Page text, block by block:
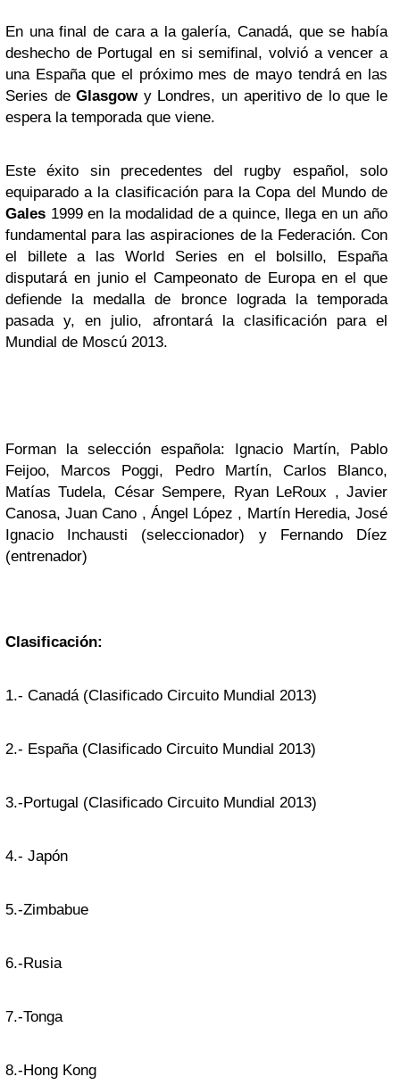
En una final de cara a la galería, Canadá, que se había
deshecho de Portugal en si semifinal, volvió a vencer a
una España que el próximo mes de mayo tendrá en las
Series deGlasgowy Londres, un aperitivo de lo que le
espera la temporada que viene.
Este éxito sin precedentes del rugby español, solo
equiparado a la clasificación para la Copa del Mundo de
Gales 1999 en la modalidad de a quince, llega en un año
fundamental para las aspiraciones de la Federación. Con
el billete a las World Series en el bolsillo, España
disputará en junio el Campeonato de Europa en el que
defiende la medalla de bronce lograda la temporada
pasada y, en julio, afrontará la clasificación para el
Mundial de Moscú 2013.
Forman la selección española: Ignacio Martín, Pablo
Feijoo, Marcos Poggi, Pedro Martín, Carlos Blanco,
Matías Tudela, César Sempere, Ryan LeRoux , Javier
Canosa, Juan Cano , Ángel López , Martín Heredia, José
Ignacio Inchausti (seleccionador) y Fernando Díez
(entrenador)
Clasificación:
1.- Canadá (Clasificado Circuito Mundial 2013)
2.- España (Clasificado Circuito Mundial 2013)
3.-Portugal (Clasificado Circuito Mundial 2013)
4.- Japón
5.-Zimbabue
6.-Rusia
7.-Tonga
8.-Hong Kong